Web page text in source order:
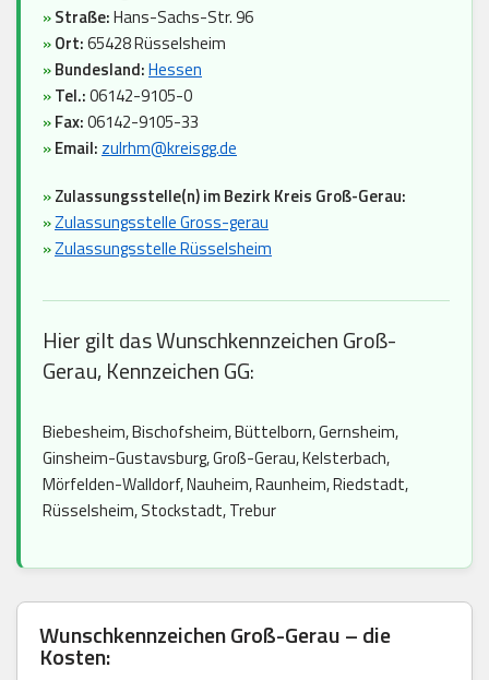
»Straße:Hans-Sachs-Str. 96
»Ort:65428 Rüsselsheim
»Bundesland:Hessen
»Tel.:06142-9105-0
»Fax:06142-9105-33
»Email: zulrhm@kreisgg.de
»Zulassungsstelle(n) im Bezirk Kreis Groß-Gerau:
»Zulassungsstelle Gross-gerau
»Zulassungsstelle Rüsselsheim
Hier gilt das Wunschkennzeichen Groß-
Gerau, Kennzeichen GG:
Biebesheim, Bischofsheim, Büttelborn, Gernsheim,
Ginsheim-Gustavsburg, Groß-Gerau, Kelsterbach,
Mörfelden-Walldorf, Nauheim, Raunheim, Riedstadt,
Rüsselsheim, Stockstadt, Trebur
Wunschkennzeichen Groß-Gerau – die
Kosten: